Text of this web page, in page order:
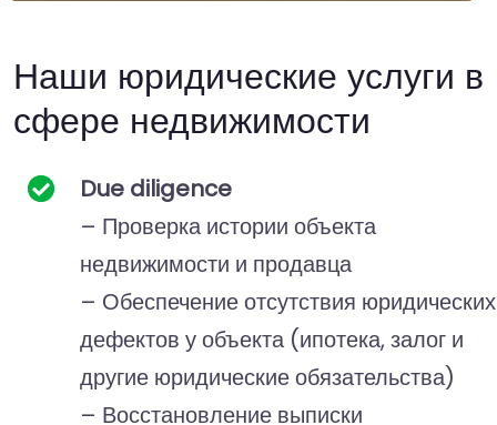
Наши юридические услуги в
сфере недвижимости
Due diligence
– Проверка истории объекта
недвижимости и продавца
– Обеспечение отсутствия юридических
дефектов у объекта (ипотека, залог и
другие юридические обязательства)
– Восстановление выписки